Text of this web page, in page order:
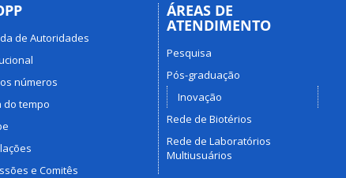
de Autoridades
números
do tempo
e Comitês
ÁREAS DE
ATENDIMENTO
Pesquisa
Pós-graduação
Inovação
Rede de Biotérios
Rede de Laboratórios
Multiusuários